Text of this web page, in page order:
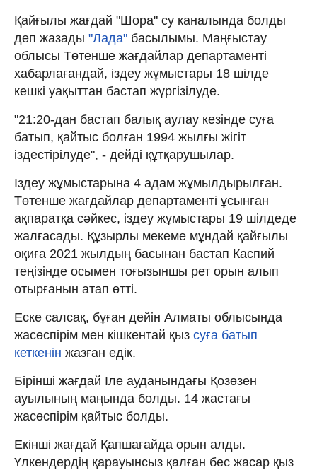
Қайғылы жағдай "Шора" су каналында болды
деп жазады "Лада" басылымы. Маңғыстау
облысы Төтенше жағдайлар департаменті
хабарлағандай, іздеу жұмыстары 18 шілде
кешкі уақыттан бастап жүргізілуде.
"21:20-дан бастап балық аулау кезінде суға
батып, қайтыс болған 1994 жылғы жігіт
іздестірілуде", - дейді құтқарушылар.
Іздеу жұмыстарына 4 адам жұмылдырылған.
Төтенше жағдайлар департаменті ұсынған
ақпаратқа сәйкес, іздеу жұмыстары 19 шілдеде
жалғасады. Құзырлы мекеме мұндай қайғылы
оқиға 2021 жылдың басынан бастап Каспий
теңізінде осымен тоғызыншы рет орын алып
отырғанын атап өтті.
Еске салсақ, бұған дейін Алматы облысында
жасөспірім мен кішкентай қыз суға батып
кеткенін жазған едік.
Бірінші жағдай Іле ауданындағы Қозөзен
ауылының маңында болды. 14 жастағы
жасөспірім қайтыс болды.
Екінші жағдай Қапшағайда орын алды.
Үлкендердің қарауынсыз қалған бес жасар қыз